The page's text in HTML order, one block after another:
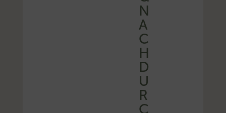
N
A
C
H
D
U
R
C